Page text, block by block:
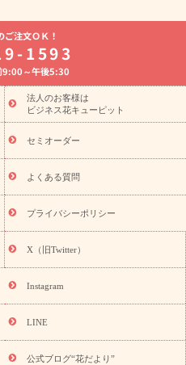
特集
誕生日フラワーギフト特集
開店・開業祝い
お供え・お悔やみの花
贈る花 胡蝶蘭・花鉢
ひまわり ギフト・プレゼント
季節のイベント
お盆 花（新
）
お盆・お供え 花とセットギ
フラワー
ひまわり ギフト・プ
元・暑中見舞い 花のギフト特集
レゼント特集
の日 花のおすすめランキング
敬
ント特集
敬老の日 花とセットギ
の花 全てのギフト一覧
キャン
アンズ』コラボキャンペーン
ペーン
誕生日の花を探す
ラワーギフト特集
リンドウ)
配達特急便 お祝い商品一覧
ご注文ＯＫ！
1593
～午後5:30
法人のお客様は
ビジネス花キューピット
セミオーダー
よくある質問
プライバシーポリシー
X（旧Twitter）
Instagram
LINE
公式ブログ“花だより”